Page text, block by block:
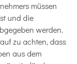
müssen
und die
werden.
zu achten, dass
aus dem